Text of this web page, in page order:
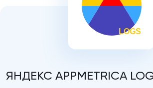
ЯНДЕКС APPMETRICA